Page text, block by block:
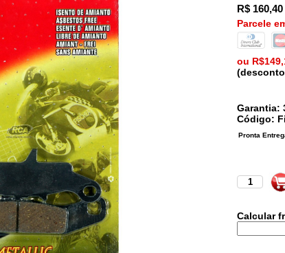
R$ 160,40
Parcele
ou
Garantia:
Código:
Calcular